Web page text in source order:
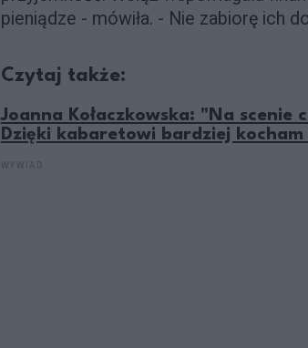
pieniądze - mówiła. - Nie zabiorę ich
Czytaj także:
Joanna Kołaczkowska: "Na scenie
Dzięki kabaretowi bardziej